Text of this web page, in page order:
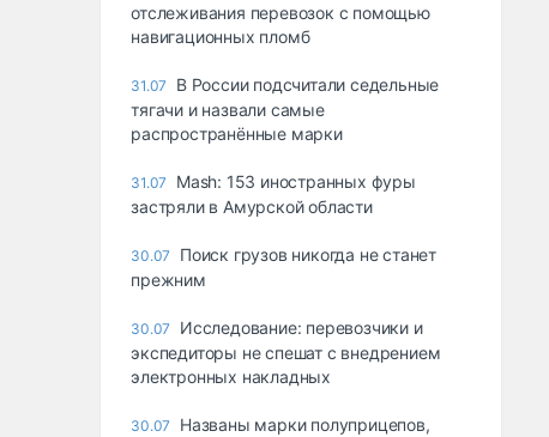
отслеживания перевозок с помощью
навигационных пломб
31.07
В России подсчитали седельные
тягачи и назвали самые
распространённые марки
31.07
Mash: 153 иностранных фуры
застряли в Амурской области
30.07
Поиск грузов никогда не станет
прежним
30.07
Исследование: перевозчики и
экспедиторы не спешат с внедрением
электронных накладных
30.07
Названы марки полуприцепов,